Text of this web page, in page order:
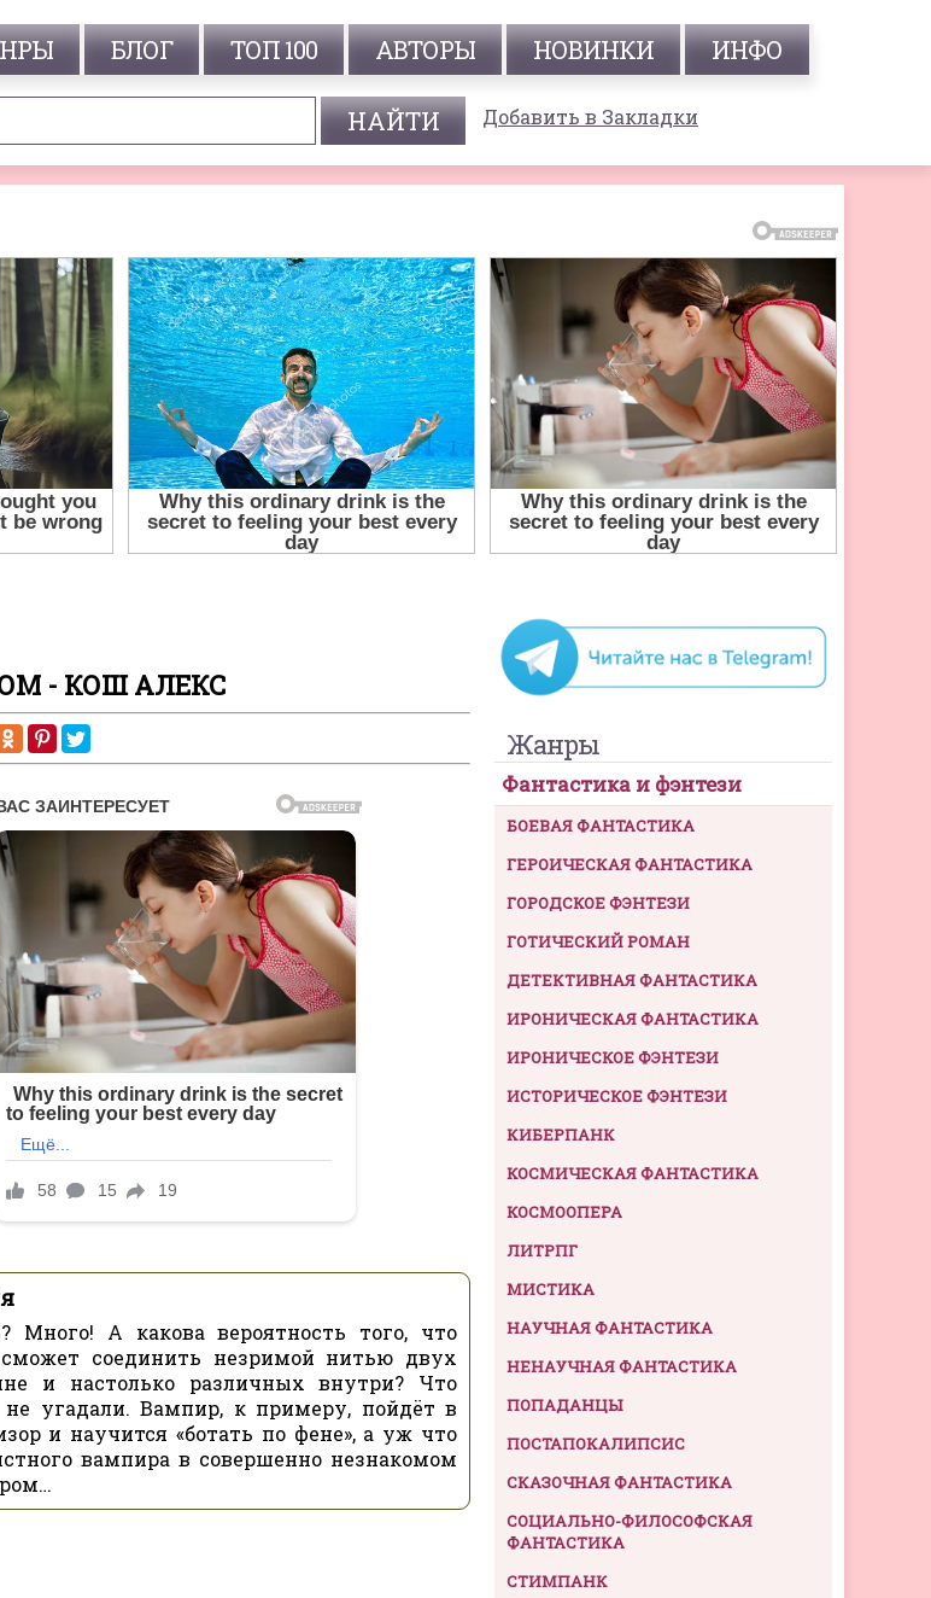
БЛОГ ТОП 100 АВТОРЫ НОВИНКИ ИНФО
Добавить в Закладки
- КОШ АЛЕКС
Много! А какова вероятность того, что
соединить незримой нитью двух
и настолько различных внутри? Что
угадали. Вампир, к примеру, пойдёт в
и научится «ботать по фене», а уж что
вампира в совершенно незнакомом
Жанры
Фантастика и фэнтези
БОЕВАЯ ФАНТАСТИКА
ГЕРОИЧЕСКАЯ ФАНТАСТИКА
ГОРОДСКОЕ ФЭНТЕЗИ
ГОТИЧЕСКИЙ РОМАН
ДЕТЕКТИВНАЯ ФАНТАСТИКА
ИРОНИЧЕСКАЯ ФАНТАСТИКА
ИРОНИЧЕСКОЕ ФЭНТЕЗИ
ИСТОРИЧЕСКОЕ ФЭНТЕЗИ
КИБЕРПАНК
КОСМИЧЕСКАЯ ФАНТАСТИКА
КОСМООПЕРА
ЛИТРПГ
МИСТИКА
НАУЧНАЯ ФАНТАСТИКА
НЕНАУЧНАЯ ФАНТАСТИКА
ПОПАДАНЦЫ
ПОСТАПОКАЛИПСИС
СКАЗОЧНАЯ ФАНТАСТИКА
СОЦИАЛЬНО-ФИЛОСОФСКАЯ
ФАНТАСТИКА
СТИМПАНК